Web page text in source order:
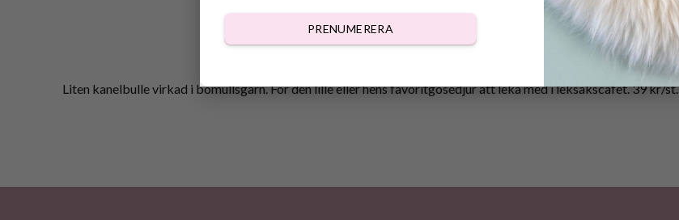
PRENUMERERA
DESCRIPTION REVIEWS (0)
Liten kanelbulle virkad i bomullsgarn. För den lille eller hens favoritgosedjur att leka med i leksakscafet. 39 kr/st.